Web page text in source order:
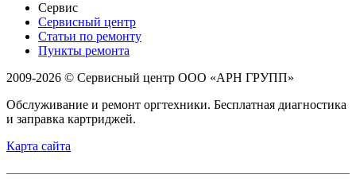
Сервис
Сервисный центр
Статьи по ремонту
Пункты ремонта
2009-2026 © Сервисный центр ООО «АРН ГРУПП»
Обслуживание и ремонт оргтехники. Бесплатная диагностика
и заправка картриджей.
Карта сайта